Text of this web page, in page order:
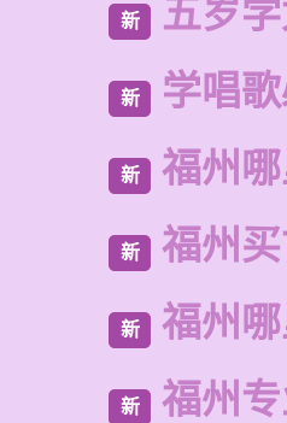
新 五岁
新 学唱
新 福州
新 福州
新 福州
新 福州